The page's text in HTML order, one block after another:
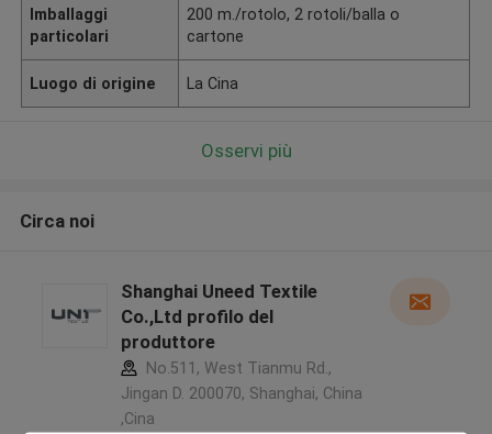
Imballaggi
particolari
200 m./rotolo, 2 rotoli/balla o
cartone
Luogo di origine La Cina
Osservi più
Circa noi
Shanghai Uneed Textile
Co.,Ltd profilo del
produttore
No.511, West Tianmu Rd.,
Jingan D. 200070, Shanghai, China
,Cina